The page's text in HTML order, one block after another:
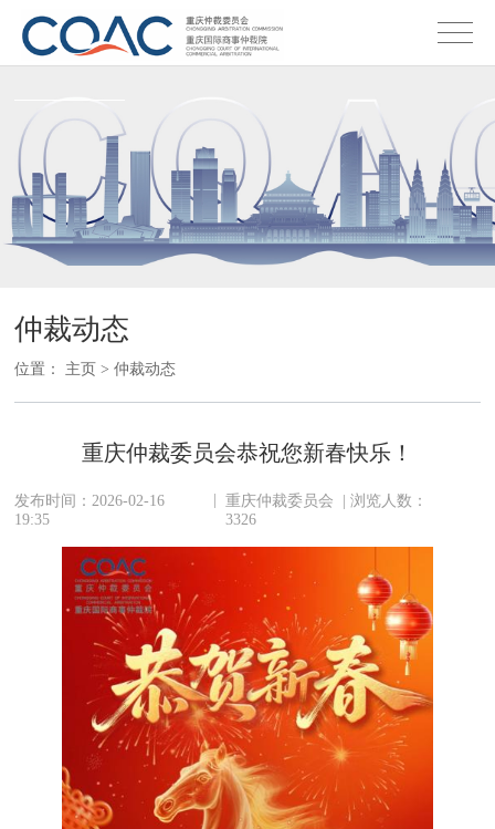
仲裁动态
位置： 主页 >仲裁动态
重庆仲裁委员会恭祝您新春快乐！
发布时间：2026-02-16
19:35
|重庆仲裁委员会 | 浏览人数：
3326